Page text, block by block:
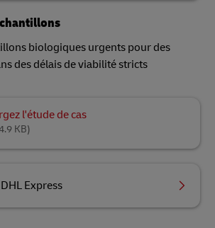
biologiques urgents pour des
des délais de viabilité stricts
l'étude de cas
KB)
Express